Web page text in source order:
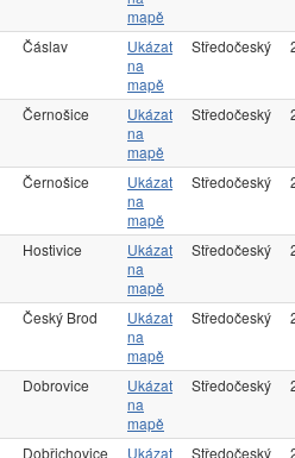
mapě
Čáslav
Ukázat
na
mapě
Středočeský
Černošice
Ukázat
na
mapě
Středočeský
Černošice
Ukázat
na
mapě
Středočeský
Hostivice
Ukázat
na
mapě
Středočeský
Český Brod
Ukázat
na
mapě
Středočeský
Dobrovice
Ukázat
na
mapě
Středočeský
Dobřichovice
Ukázat
Středočeský